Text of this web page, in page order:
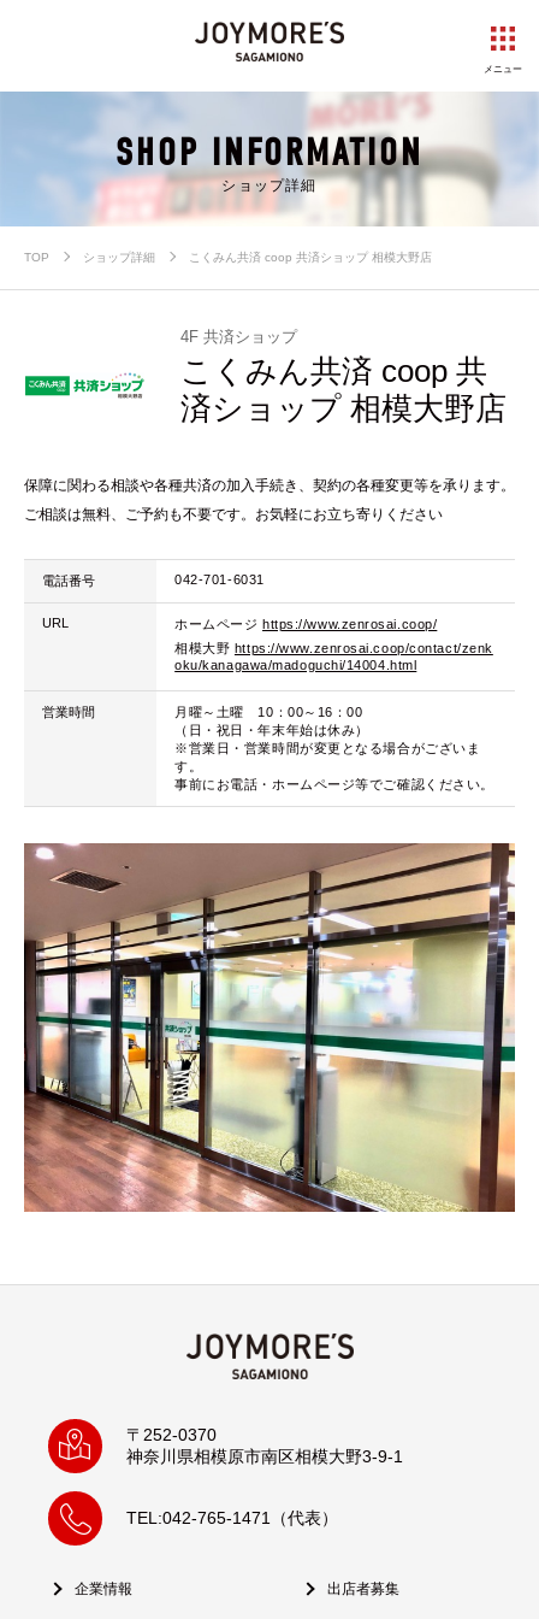
メニュー
SHOP INFORMATION
ショップ詳細
TOP ショップ詳細 こくみん共済 coop 共済ショップ 相模大野店
4F 共済ショップ
こくみん共済 coop 共
済ショップ 相模大野店
保障に関わる相談や各種共済の加入手続き、契約の各種変更等を承ります。
ご相談は無料、ご予約も不要です。お気軽にお立ち寄りください
電話番号 042-701-6031
URL ホームページhttps://www.zenrosai.coop/
相模大野 https://www.zenrosai.coop/contact/zenk
oku/kanagawa/madoguchi/14004.html
営業時間
月曜～土曜 10：00～16：00
（日・祝日・年末年始は休み）
※営業日・営業時間が変更となる場合がございま
す。
事前にお電話・ホームページ等でご確認ください。
〒252-0370
神奈川県相模原市南区相模大野3-9-1
TEL:042-765-1471（代表）
企業情報 出店者募集